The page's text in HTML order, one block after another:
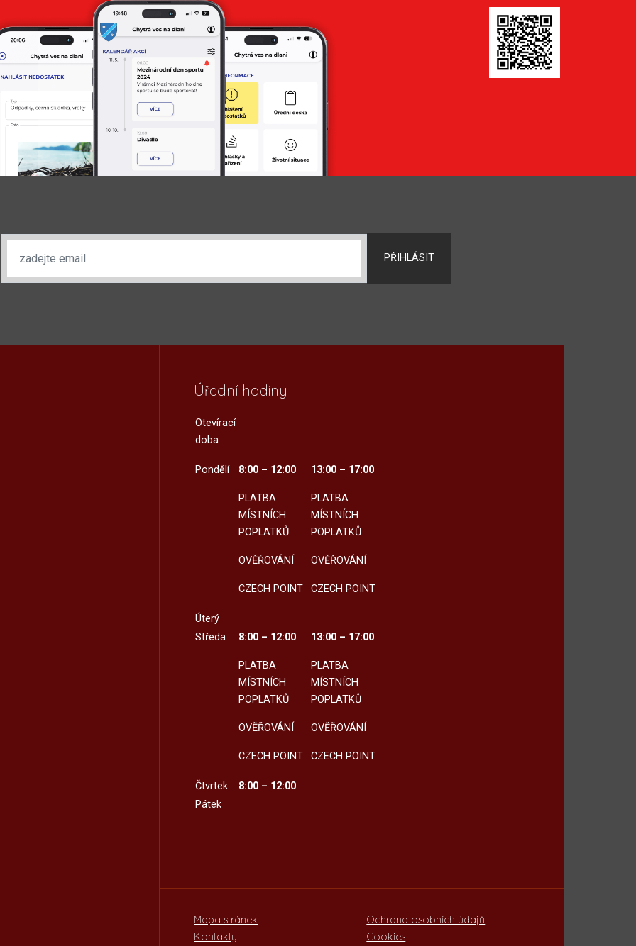
PŘIHLÁSIT
Úřední hodiny
Otevírací
doba
Pondělí 8:00 – 12:00
PLATBA
MÍSTNÍCH
POPLATKŮ
OVĚŘOVÁNÍ
CZECH POINT
13:00 – 17:00
PLATBA
MÍSTNÍCH
POPLATKŮ
OVĚŘOVÁNÍ
CZECH POINT
Úterý
Středa
8:00 – 12:00
PLATBA
MÍSTNÍCH
POPLATKŮ
OVĚŘOVÁNÍ
CZECH POINT
13:00 – 17:00
PLATBA
MÍSTNÍCH
POPLATKŮ
OVĚŘOVÁNÍ
CZECH POINT
Čtvrtek
8:00 – 12:00
Pátek
Mapa stránek
Kontakty
Ochrana osobních údajů
Cookies